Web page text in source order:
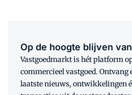
Op de hoogte blijven
Vastgoedmarkt is hét platform
commercieel vastgoed. Ontvang
laatste nieuws, ontwikkelingen